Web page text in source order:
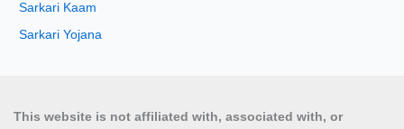
Sarkari Kaam
Sarkari Yojana
This website is not affiliated with, associated with, or